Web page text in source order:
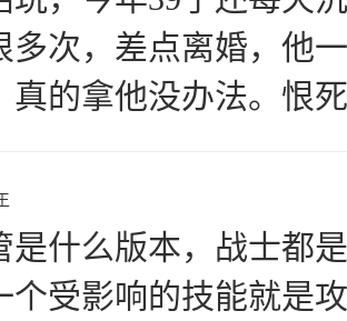
多次，差点离婚，他
真的拿他没办法。恨
是什么版本，战士都
个受影响的技能就是